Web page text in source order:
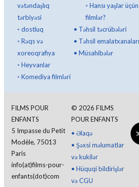
İanə edin
vətəndaşlıq
tərbiyəsi
◦ dostluq
◦ Rəqs və
xoreoqrafiya
◦ Heyvanlar
◦ Komediya filmləri
◦ Hansı yaşlar üçün
filmlər?
• Təhsil təcrübələri
• Təhsil emalatxanaları
• Müsahibələr
FILMS POUR
ENFANTS
5 Impasse du Petit
Modèle, 75013
Paris
info(at)films-pour-
enfants(dot)com
© 2026 FILMS
POUR ENFANTS
• Əlaqə
• Şəxsi məlumatlar
və kukilər
• Hüquqi bildirişlər
və CGU